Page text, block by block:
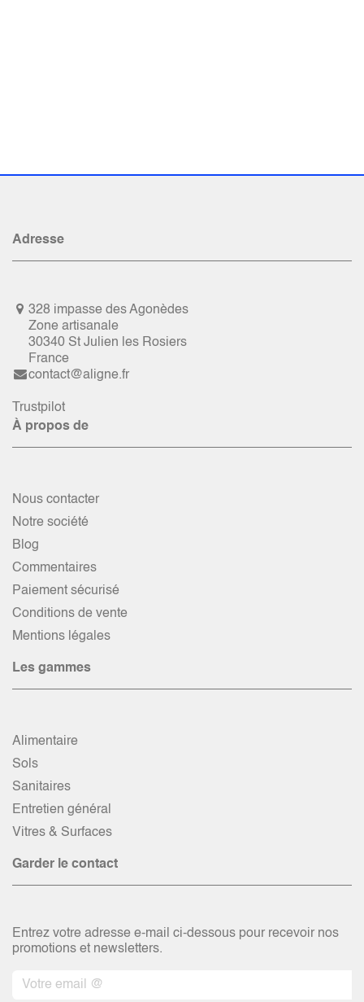
Adresse
328 impasse des Agonèdes
Zone artisanale
30340 St Julien les Rosiers
France
contact@aligne.fr
Trustpilot
À propos de
Nous contacter
Notre société
Blog
Commentaires
Paiement sécurisé
Conditions de vente
Mentions légales
Les gammes
Alimentaire
Sols
Sanitaires
Entretien général
Vitres & Surfaces
Garder le contact
Entrez votre adresse e-mail ci-dessous pour recevoir nos
promotions et newsletters.